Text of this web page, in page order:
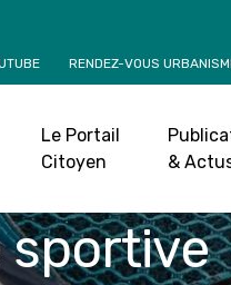
RENDEZ-VOUS
Le Portail
Citoyen
&
sportive